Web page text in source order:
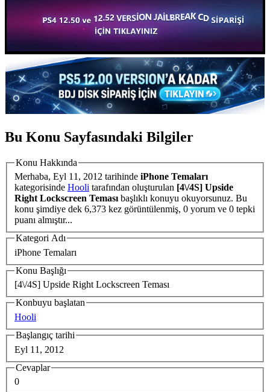
Bu Konu Sayfasındaki Bilgiler
Konu Hakkında
Merhaba, Eyl 11, 2012 tarihinde iPhone Temaları
kategorisinde Hooli tarafından oluşturulan [4\/4S] Upside
Right Lockscreen Teması başlıklı konuyu okuyorsunuz. Bu
konu şimdiye dek 6,373 kez görüntülenmiş, 0 yorum ve 0 tepki
puanı almıştır...
Kategori Adı
iPhone Temaları
Konu Başlığı
[4\/4S] Upside Right Lockscreen Teması
Konbuyu başlatan
Hooli
Başlangıç tarihi
Eyl 11, 2012
Cevaplar
0